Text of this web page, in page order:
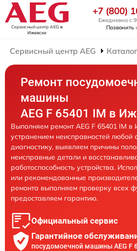
Сервисный центр AEG в
Ижевске
+7 (800)
Ежедневно с
Позвонить
Сервисный центр AEG
Ремонт
машины
AEG F 65401 IM в
Выполняем ремонт AEG F 65401 IM в
устранением неисправностей любой
диагностику, выявляем причины
неисправные детали и
работоспособность устройства.
или рекомендованные
ремонта выполняем проверку всех
предоставляем гарантию.
Официальный сервис
Гарантийное
посудомоечной машины AEG F